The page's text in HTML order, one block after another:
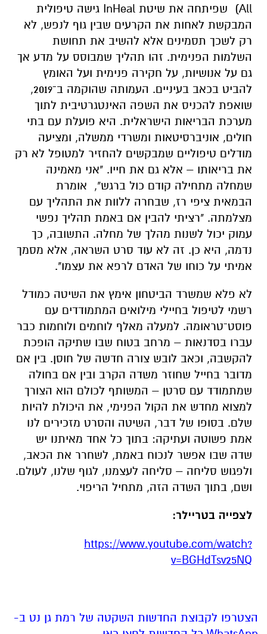
All) שפיתחה את שיטת InHeal גישה טיפולית
המבקשת לאחות את הקרעים שבין גוף לנפש, לא
רק לשכך תסמינים אלא להשיב את תחושת
השלמות הפנימית. זהו תהליך שמבוסס על מדע אך
גם על אנושיות, על חקירה פנימית ועל האומץ
להביט בכאב בעיניים. העמותה שהוקמה ב־2019,
שואפת להכניס את השפה האינטגרטיבית לתוך
מערכת הבריאות הישראלית. היא פועלת עם בתי
חולים, אוניברסיטאות ומשרדי ממשלה, ומציעה
מודלים טיפוליים שמבקשים להחזיר למטופל לא רק
את בריאותו – אלא גם את חייו. "אני מאמינה
שמחלה מתחילה קודם כול ברגש", אומרת
הבמאית ציפי רז, שבחרה ללוות את התהליך עם
מצלמתה. "רציתי להבין אם באמת תהליך נפשי
עמוק יכול לשנות מהלך של מחלה. התשובה, כך
נדמה, היא כן. זה לא עוד סרט השראה, אלא מסמך
אמיתי על כוחו של האדם לרפא את עצמו".
לא פלא שמשרד הביטחון אימץ את השיטה כמודל
רשמי לטיפול בחיילי מילואים המתמודדים עם
פוסט־טראומה. למעלה מאלף לוחמים ולוחמות כבר
עברו בסדנאות – מרחב בטוח שבו שתיקה הופכת
להקשבה, וכאב לובש צורה חדשה של חוסן. בין אם
מדובר בחייל שחוזר משדה הקרב ובין אם בחולה
שמתמודד עם סרטן – המשותף לכולם הוא הצורך
למצוא מחדש את הקול הפנימי, את היכולת להיות
שלם. בסופו של דבר, השיטה והסרט מזכירים לנו
אמת פשוטה ועתיקה: בתוך כל אחד מאיתנו יש
שדה שבו אפשר לנכוח באמת, לשחרר את הכאב,
ולפגוש סליחה – סליחה לעצמנו, לגוף שלנו, לעולם.
ושם, בתוך השדה הזה, מתחיל הריפוי.
לצפייה בטריילר:
https://www.youtube.com/watch?
v=BGHdTsv25NQ
הצטרפו לקבוצת החדשות השקטה של רמת גן נט ב-